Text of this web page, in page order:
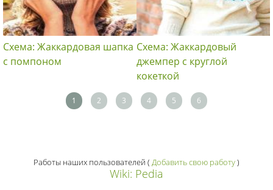
Схема: Жаккардовая шапка
с помпоном
Схема: Жаккардовый
джемпер с круглой
кокеткой
1 2 3 4 5 6
Работы наших пользователей ( Добавить свою работу)
Wiki: Pedia